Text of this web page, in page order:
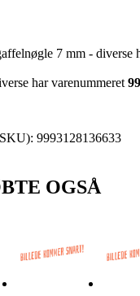
7 mm - diverse
har varenummeret
9993128136633
OGSÅ